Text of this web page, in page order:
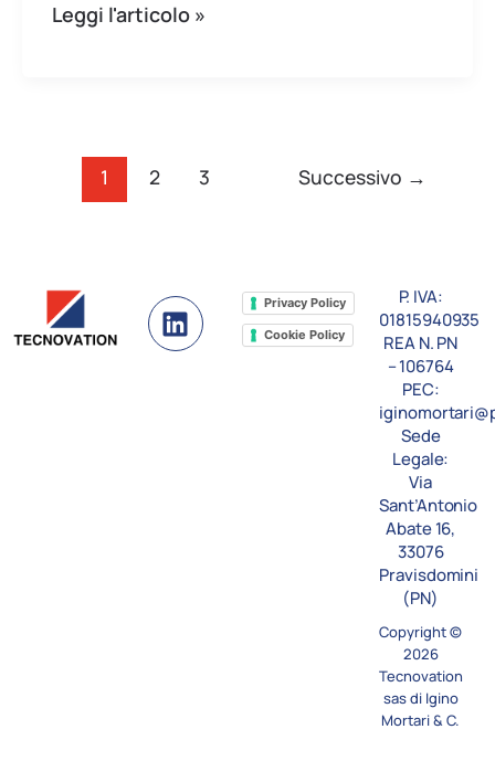
Leggi l'articolo »
1 2 3 Successivo →
L
i
n
Privacy Policy
Cookie Policy
P. IVA:
01815940935
REA N. PN
– 106764
PEC:
Sede
Legale:
Via
Sant’Antonio
Abate 16,
33076
Pravisdomini
(PN)
Copyright ©
2026
Tecnovation
sas di Igino
Mortari & C.